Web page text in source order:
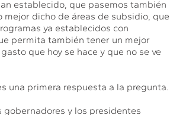
establecido, que pasemos también
mejor dicho de áreas de subsidio, que
ya establecidos con
permita también tener un mejor
que hoy se hace y que no se ve
una primera respuesta a la pregunta.
gobernadores y los presidentes